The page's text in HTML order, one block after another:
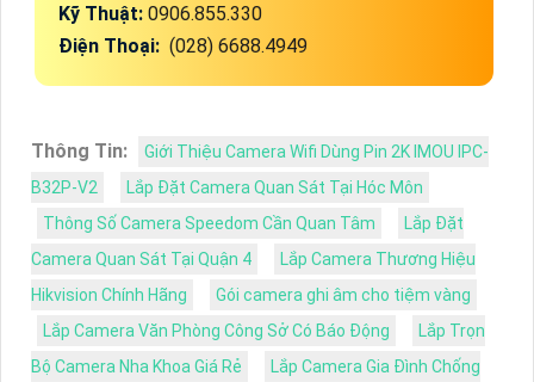
Kỹ Thuật: 0906.855.330
Điện Thoại: (028) 6688.4949
Thông Tin:
Giới Thiệu Camera Wifi Dùng Pin 2K IMOU IPC-
B32P-V2
Lắp Đặt Camera Quan Sát Tại Hóc Môn
Thông Số Camera Speedom Cần Quan Tâm
Lắp Đặt
Camera Quan Sát Tại Quận 4
Lắp Camera Thương Hiệu
Hikvision Chính Hãng
Gói camera ghi âm cho tiệm vàng
Lắp Camera Văn Phòng Công Sở Có Báo Động
Lắp Trọn
Bộ Camera Nha Khoa Giá Rẻ
Lắp Camera Gia Đình Chống